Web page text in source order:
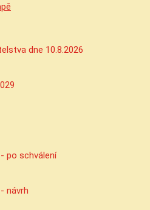
dne 10.8.2026
po schválení
návrh